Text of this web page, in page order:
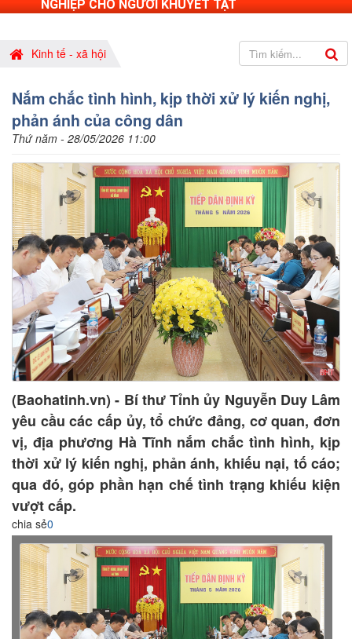
NGHIỆP CHO NGƯỜI KHUYẾT TẬT
Kinh tế - xã hội
Nắm chắc tình hình, kịp thời xử lý kiến nghị,
phản ánh của công dân
Thứ năm - 28/05/2026 11:00
(Baohatinh.vn) - Bí thư Tỉnh ủy Nguyễn Duy Lâm
yêu cầu các cấp ủy, tổ chức đảng, cơ quan, đơn
vị, địa phương Hà Tĩnh nắm chắc tình hình, kịp
thời xử lý kiến nghị, phản ánh, khiếu nại, tố cáo;
qua đó, góp phần hạn chế tình trạng khiếu kiện
vượt cấp.
chia sẻ0